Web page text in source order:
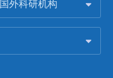
国外科研机构